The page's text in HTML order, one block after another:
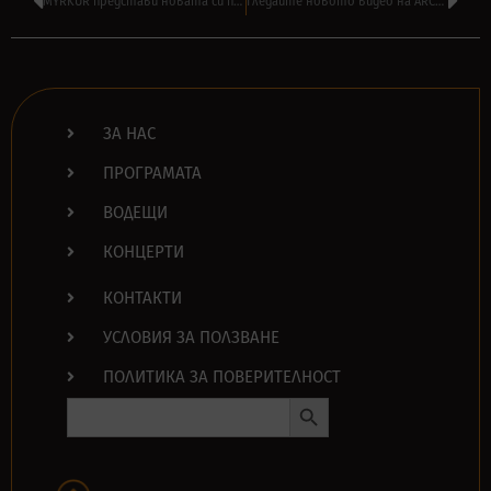
ЗА НАС
ПРОГРАМАТА
ВОДЕЩИ
КОНЦЕРТИ
КОНТАКТИ
УСЛОВИЯ ЗА ПОЛЗВАНЕ
ПОЛИТИКА ЗА ПОВЕРИТЕЛНОСТ
Search Button